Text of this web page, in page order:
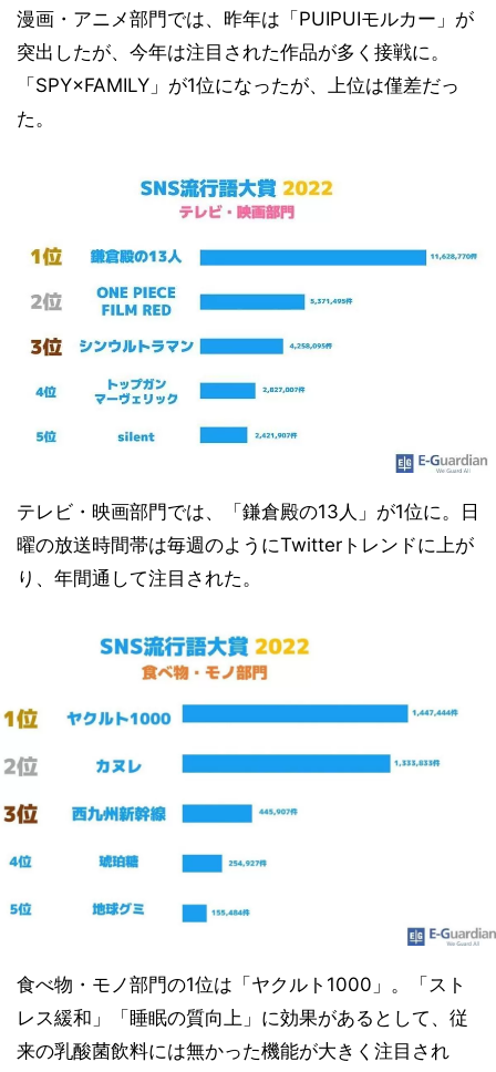
漫画・アニメ部門では、昨年は「PUIPUIモルカー」が
突出したが、今年は注目された作品が多く接戦に。
「SPY×FAMILY」が1位になったが、上位は僅差だっ
た。
テレビ・映画部門では、「鎌倉殿の13人」が1位に。日
曜の放送時間帯は毎週のようにTwitterトレンドに上が
り、年間通して注目された。
食べ物・モノ部門の1位は「ヤクルト1000」。「スト
レス緩和」「睡眠の質向上」に効果があるとして、従
来の乳酸菌飲料には無かった機能が大きく注目され